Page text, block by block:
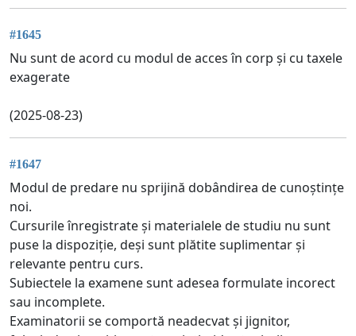
#1645
Nu sunt de acord cu modul de acces în corp și cu taxele
exagerate
(2025-08-23)
#1647
Modul de predare nu sprijină dobândirea de cunoștințe
noi.
Cursurile înregistrate și materialele de studiu nu sunt
puse la dispoziție, deși sunt plătite suplimentar și
relevante pentru curs.
Subiectele la examene sunt adesea formulate incorect
sau incomplete.
Examinatorii se comportă neadecvat și jignitor,